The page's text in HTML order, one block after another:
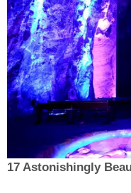
17 Astonishingly